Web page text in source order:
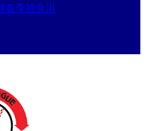
春季神奈川